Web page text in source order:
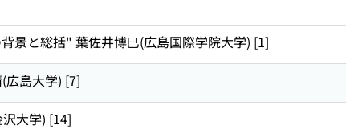
ードで目次内を検索
景と総括" 葉佐井博巳(広島国際学院大学) [1]
広島大学) [7]
大学) [14]